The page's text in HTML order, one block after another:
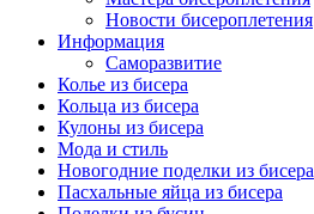
Новости бисероплетения
Информация
Саморазвитие
Колье из бисера
Кольца из бисера
Кулоны из бисера
Мода и стиль
Новогодние поделки из бисера
Пасхальные яйца из бисера